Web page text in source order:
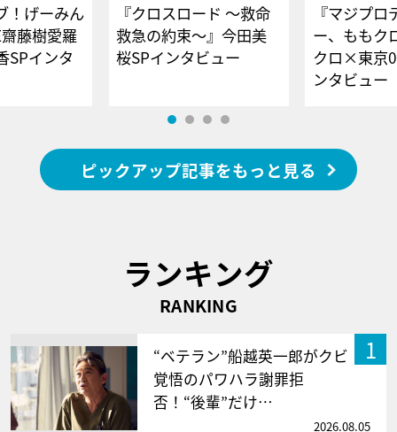
！げーみん
藤樹愛羅
SPインタ
『クロスロード ～救命
救急の約束～』今田美
桜SPインタビュー
『マジプロ
ー、ももク
クロ×東京
ンタビュー
ピックアップ記事をもっと見る
ランキング
RANKING
1
“ベテラン”船越英一郎がクビ
覚悟のパワハラ謝罪拒
否！“後輩”だけ…
2026.08.05